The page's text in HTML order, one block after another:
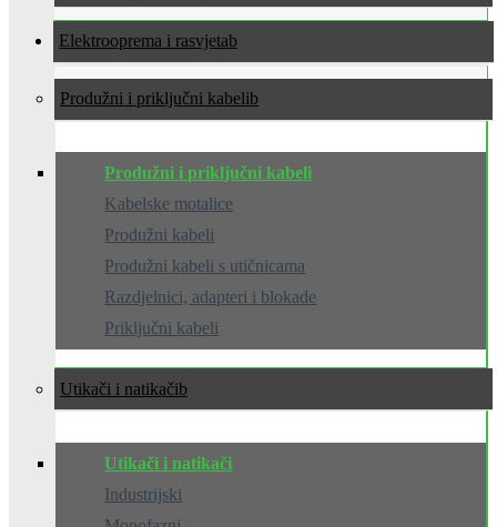
Elektrooprema i rasvjeta
Produžni i priključni kabeli
Produžni i priključni kabeli
Kabelske motalice
Produžni kabeli
Produžni kabeli s utičnicama
Razdjelnici, adapteri i blokade
Priključni kabeli
Utikači i natikači
Utikači i natikači
Industrijski